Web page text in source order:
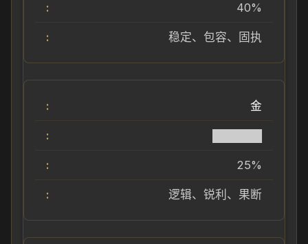
40%
稳定、包容、固执
金
25%
逻辑、锐利、果断